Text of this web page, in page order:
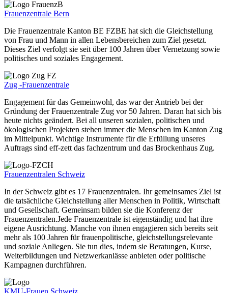
Frauenzentrale Bern
Die Frauenzentrale Kanton BE FZBE hat sich die Gleichstellung
von Frau und Mann in allen Lebensbereichen zum Ziel gesetzt.
Dieses Ziel verfolgt sie seit über 100 Jahren über Vernetzung sowie
politisches und soziales Engagement.
Zug -Frauenzentrale
Engagement für das Gemeinwohl, das war der Antrieb bei der
Gründung der Frauenzentrale Zug vor 50 Jahren. Daran hat sich bis
heute nichts geändert. Bei all unseren sozialen, politischen und
ökologischen Projekten stehen immer die Menschen im Kanton Zug
im Mittelpunkt. Wichtige Instrumente für die Erfüllung unseres
Auftrags sind eff-zett das fachzentrum und das Brockenhaus Zug.
Frauenzentralen Schweiz
In der Schweiz gibt es 17 Frauenzentralen. Ihr gemeinsames Ziel ist
die tatsächliche Gleichstellung aller Menschen in Politik, Wirtschaft
und Gesellschaft. Gemeinsam bilden sie die Konferenz der
Frauenzentralen.Jede Frauenzentrale ist eigenständig und hat ihre
eigene Ausrichtung. Manche von ihnen engagieren sich bereits seit
mehr als 100 Jahren für frauenpolitische, gleichstellungsrelevante
und soziale Anliegen. Sie tun dies, indem sie Beratungen, Kurse,
Weiterbildungen und Netzwerkanlässe anbieten oder politische
Kampagnen durchführen.